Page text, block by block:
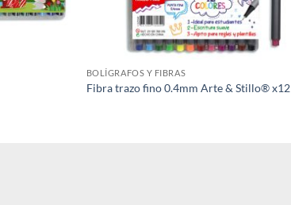
BOLÍGRAFOS Y FIBRAS
Fibra trazo fino 0.4mm Arte & Stillo® x12